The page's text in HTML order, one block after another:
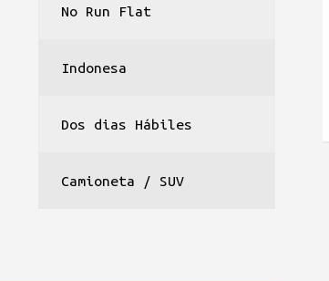
No Run Flat
Indonesa
Dos dias Hábiles
Camioneta / SUV